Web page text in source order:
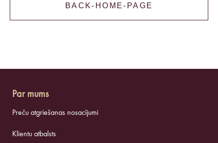
BACK-HOME-PAGE
Par mums
Preču atgriešanas nosacījumi
Klientu atbalsts